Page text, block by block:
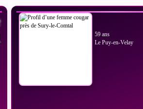
59 ans
Le Puy-en-Velay